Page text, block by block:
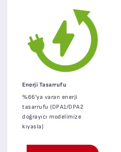
Enerji Tasarrufu
%66'ya varan enerji
tasarrufu (DPA1/DPA2
doğrayıcı modelimize
kıyasla)